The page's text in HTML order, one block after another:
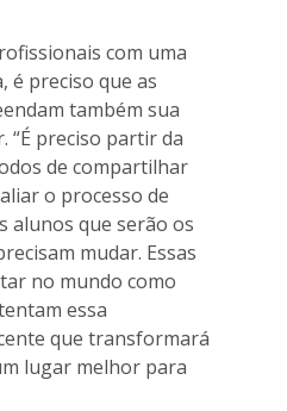
com uma
é preciso que as
também sua
“É preciso partir da
de compartilhar
o processo de
alunos que serão os
mudar. Essas
no mundo como
essa
que transformará
lugar melhor para